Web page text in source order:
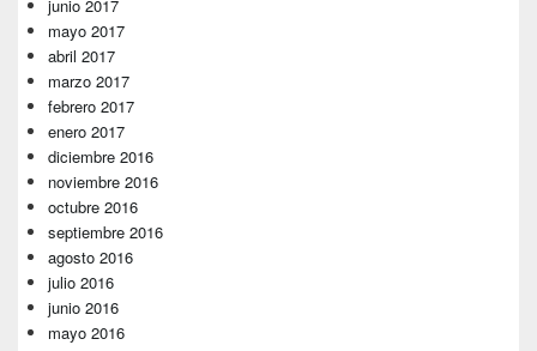
junio 2017
mayo 2017
abril 2017
marzo 2017
febrero 2017
enero 2017
diciembre 2016
noviembre 2016
octubre 2016
septiembre 2016
agosto 2016
julio 2016
junio 2016
mayo 2016